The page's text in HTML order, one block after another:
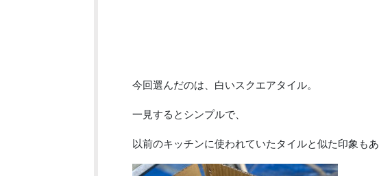
今回選んだのは、白いスクエアタイル。
一見するとシンプルで、
以前のキッチンに使われていたタイルと似た印象もあ